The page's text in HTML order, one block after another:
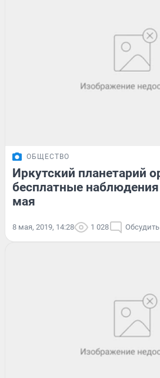
ОБЩЕСТВО
Иркутский планетарий
бесплатные
мая
8 мая, 2019, 14:28 1 028 Обсудить